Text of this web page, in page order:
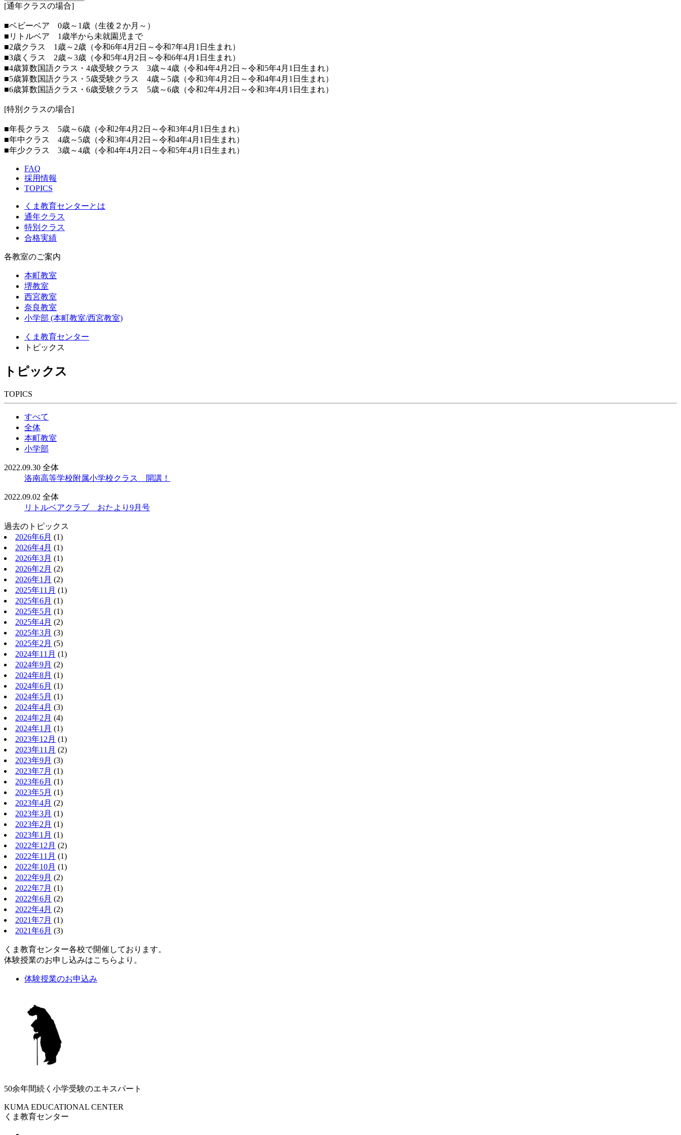
[通年クラスの場合]
■ベビーベア 0歳～1歳（生後２か月～）
■リトルベア 1歳半から未就園児まで
■2歳クラス 1歳～2歳（令和6年4月2日～令和7年4月1日生まれ）
■3歳くラス 2歳～3歳（令和5年4月2日～令和6年4月1日生まれ）
■4歳算数国語クラス・4歳受験クラス 3歳～4歳（令和4年4月2日～令和5年4月1日生まれ）
■5歳算数国語クラス・5歳受験クラス 4歳～5歳（令和3年4月2日～令和4年4月1日生まれ）
■6歳算数国語クラス・6歳受験クラス 5歳～6歳（令和2年4月2日～令和3年4月1日生まれ）
[特別クラスの場合]
■年長クラス 5歳～6歳（令和2年4月2日～令和3年4月1日生まれ）
■年中クラス 4歳～5歳（令和3年4月2日～令和4年4月1日生まれ）
■年少クラス 3歳～4歳（令和4年4月2日～令和5年4月1日生まれ）
FAQ
採用情報
TOPICS
くま教育センターとは
通年クラス
特別クラス
合格実績
各教室のご案内
本町教室
堺教室
西宮教室
奈良教室
小学部 (本町教室/西宮教室)
くま教育センター
トピックス
トピックス
TOPICS
すべて
全体
本町教室
小学部
2022.09.30 全体
洛南高等学校附属小学校クラス 開講！
2022.09.02 全体
リトルベアクラブ おたより9月号
過去のトピックス
2026年6月 (1)
2026年4月 (1)
2026年3月 (1)
2026年2月 (2)
2026年1月 (2)
2025年11月 (1)
2025年6月 (1)
2025年5月 (1)
2025年4月 (2)
2025年3月 (3)
2025年2月 (5)
2024年11月 (1)
2024年9月 (2)
2024年8月 (1)
2024年6月 (1)
2024年5月 (1)
2024年4月 (3)
2024年2月 (4)
2024年1月 (1)
2023年12月 (1)
2023年11月 (2)
2023年9月 (3)
2023年7月 (1)
2023年6月 (1)
2023年5月 (1)
2023年4月 (2)
2023年3月 (1)
2023年2月 (1)
2023年1月 (1)
2022年12月 (2)
2022年11月 (1)
2022年10月 (1)
2022年9月 (2)
2022年7月 (1)
2022年6月 (2)
2022年4月 (2)
2021年7月 (1)
2021年6月 (3)
くま教育センター各校で開催しております。
体験授業のお申し込みはこちらより。
体験授業のお申込み
50余年間続く小学受験のエキスパート
KUMA EDUCATIONAL CENTER
くま教育センター